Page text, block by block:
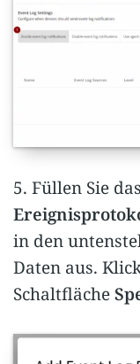
5. Füllen Sie
in den
Daten aus.
Schaltfläche